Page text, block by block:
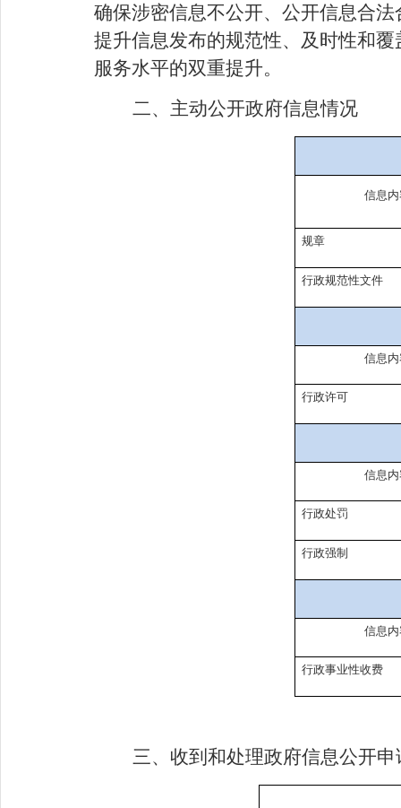
确保涉密信息不公开、公开信息合
提升信息发布的规范性、及时性和
服务水平的双重提升。
二、主动公开政府信息情况
信息内
规章
行政规范性文件
信息内
行政许可
信息内
行政处罚
行政强制
信息内
行政事业性收费
三、收到和处理政府信息公开申